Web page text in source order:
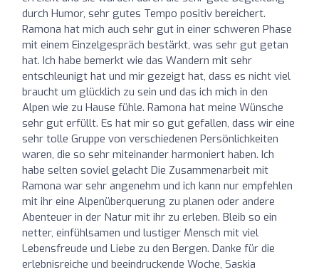
durch Humor, sehr gutes Tempo positiv bereichert.
Ramona hat mich auch sehr gut in einer schweren Phase
mit einem Einzelgespräch bestärkt, was sehr gut getan
hat. Ich habe bemerkt wie das Wandern mit sehr
entschleunigt hat und mir gezeigt hat, dass es nicht viel
braucht um glücklich zu sein und das ich mich in den
Alpen wie zu Hause fühle. Ramona hat meine Wünsche
sehr gut erfüllt. Es hat mir so gut gefallen, dass wir eine
sehr tolle Gruppe von verschiedenen Persönlichkeiten
waren, die so sehr miteinander harmoniert haben. Ich
habe selten soviel gelacht Die Zusammenarbeit mit
Ramona war sehr angenehm und ich kann nur empfehlen
mit ihr eine Alpenüberquerung zu planen oder andere
Abenteuer in der Natur mit ihr zu erleben. Bleib so ein
netter, einfühlsamen und lustiger Mensch mit viel
Lebensfreude und Liebe zu den Bergen. Danke für die
erlebnisreiche und beeindruckende Woche, Saskia